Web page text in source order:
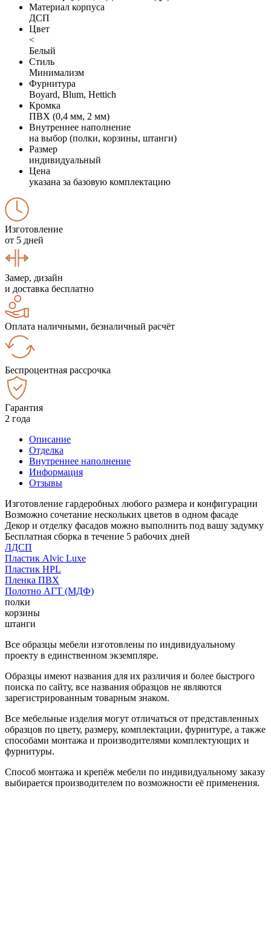
Материал корпуса
ДСП
Цвет
<
Белый
Стиль
Минимализм
Фурнитура
Boyard, Blum, Hettich
Кромка
ПВХ (0,4 мм, 2 мм)
Внутреннее наполнение
на выбор (полки, корзины, штанги)
Размер
индивидуальный
Цена
указана за базовую комплектацию
Изготовление
от 5 дней
Замер, дизайн
и доставка бесплатно
Оплата наличными, безналичный расчёт
Беспроцентная рассрочка
Гарантия
2 года
Описание
Отделка
Внутреннее наполнение
Информация
Отзывы
Изготовление гардеробных любого размера и конфигурации
Возможно сочетание нескольких цветов в одном фасаде
Декор и отделку фасадов можно выполнить под вашу задумку
Бесплатная сборка в течение 5 рабочих дней
ЛДСП
Пластик Alvic Luxe
Пластик HPL
Пленка ПВХ
Полотно АГТ (МДФ)
полки
корзины
штанги
Все образцы мебели изготовлены по индивидуальному
проекту в единственном экземпляре.
Образцы имеют названия для их различия и более быстрого
поиска по сайту, все названия образцов не являются
зарегистрированным товарным знаком.
Все мебельные изделия могут отличаться от представленных
образцов по цвету, размеру, комплектации, фурнитуре, а также
способами монтажа и производителями комплектующих и
фурнитуры.
Способ монтажа и крепёж мебели по индивидуальному заказу
выбирается производителем по возможности её применения.